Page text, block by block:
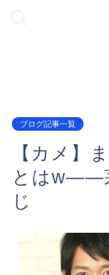
ブログ記事一覧
【カメ】
とはw——
じ